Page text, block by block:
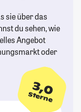
sie über das
du sehen, wie
Angebot
oder
3,0
Sterne